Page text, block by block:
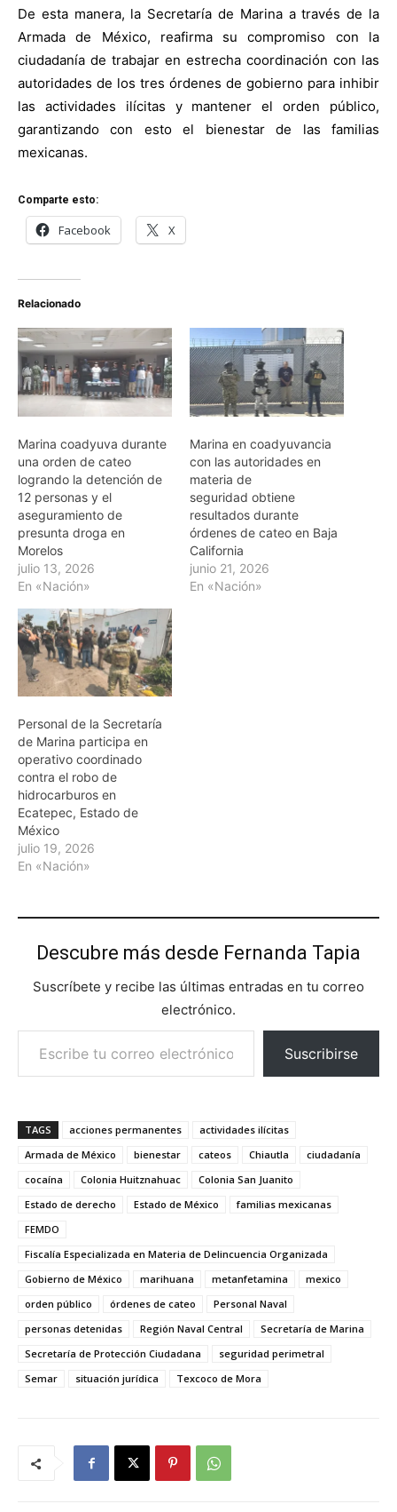
De esta manera, la Secretaría de Marina a través de la
Armada de México, reafirma su compromiso con la
ciudadanía de trabajar en estrecha coordinación con las
autoridades de los tres órdenes de gobierno para inhibir
las actividades ilícitas y mantener el orden público,
garantizando con esto el bienestar de las familias
mexicanas.
Comparte esto:
Facebook X
Relacionado
Marina coadyuva durante
una orden de cateo
logrando la detención de
12 personas y el
aseguramiento de
presunta droga en
Morelos
julio 13, 2026
En «Nación»
Marina en coadyuvancia
con las autoridades en
materia de
seguridad obtiene
resultados durante
órdenes de cateo en Baja
California
junio 21, 2026
En «Nación»
Personal de la Secretaría
de Marina participa en
operativo coordinado
contra el robo de
hidrocarburos en
Ecatepec, Estado de
México
julio 19, 2026
En «Nación»
Descubre más desde Fernanda Tapia
Suscríbete y recibe las últimas entradas en tu correo
electrónico.
Escribe tu correo electrónico…
Suscribirse
TAGS acciones permanentes
actividades ilícitas
Armada de México
bienestar cateos Chiautla
ciudadanía
cocaína
Colonia Huitznahuac
Colonia San Juanito
Estado de derecho
Estado de México
familias mexicanas
FEMDO
Fiscalía Especializada en Materia de Delincuencia Organizada
Gobierno de México
marihuana metanfetamina
mexico
orden público
órdenes de cateo
Personal Naval
personas detenidas
Región Naval Central
Secretaría de Marina
Secretaría de Protección Ciudadana
seguridad perimetral
Semar
situación jurídica Texcoco de Mora